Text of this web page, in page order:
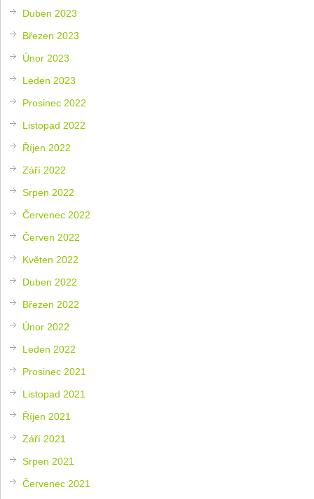
Duben 2023
Březen 2023
Únor 2023
Leden 2023
Prosinec 2022
Listopad 2022
Říjen 2022
Září 2022
Srpen 2022
Červenec 2022
Červen 2022
Květen 2022
Duben 2022
Březen 2022
Únor 2022
Leden 2022
Prosinec 2021
Listopad 2021
Říjen 2021
Září 2021
Srpen 2021
Červenec 2021